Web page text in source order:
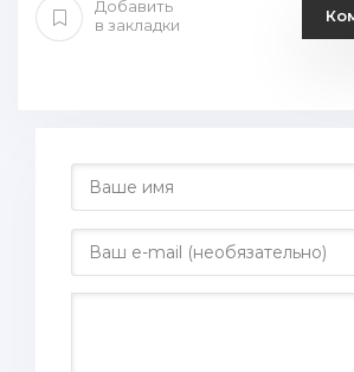
Добавить
в закладки